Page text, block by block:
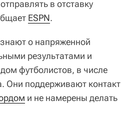
в отставку
ESPN.
о напряженной
результатами и
футболистов, в числе
Они поддерживают контакт
и не намерены делать